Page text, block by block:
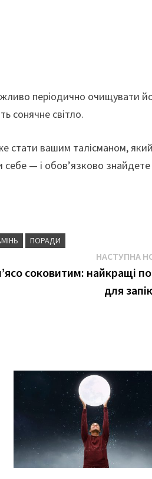
періодично очищувати
сонячне світло.
стати вашим талісманом, який
— і обов’язково знайдете
ПОРАДИ
НАСТУПНА
соковитим: найкращі
для